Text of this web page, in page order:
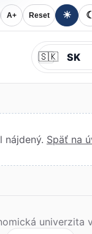
A+ Reset ☀ ☾
🇸🇰
nájdený. Späť na
univerzita